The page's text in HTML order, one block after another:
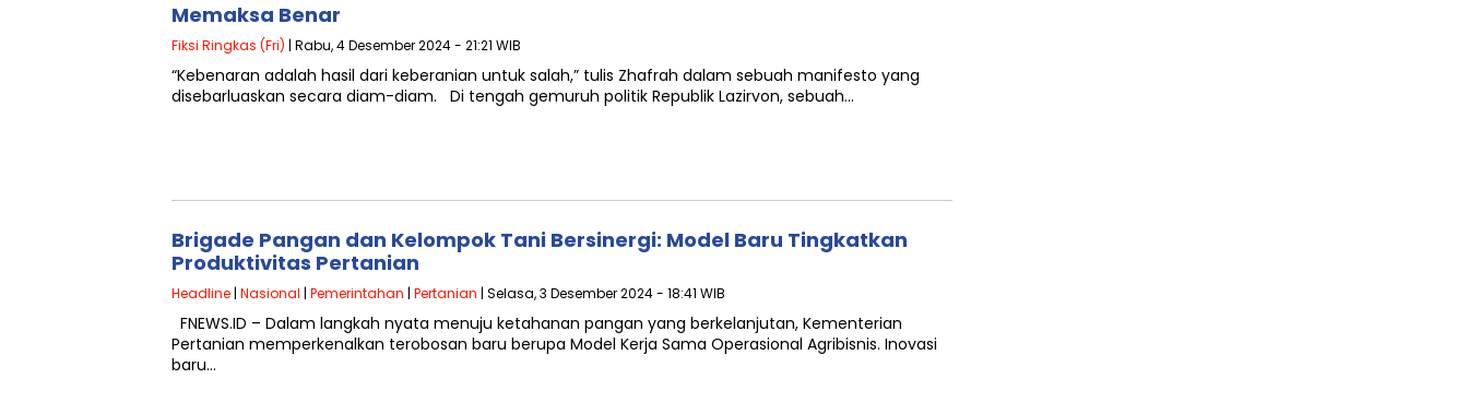
Memaksa Benar
Fiksi Ringkas (Fri) | Rabu, 4 Desember 2024 - 21:21 WIB
“Kebenaran adalah hasil dari keberanian untuk salah,” tulis Zhafrah dalam sebuah manifesto yang
disebarluaskan secara diam-diam. Di tengah gemuruh politik Republik Lazirvon, sebuah…
Brigade Pangan dan Kelompok Tani Bersinergi: Model Baru Tingkatkan
Produktivitas Pertanian
Headline | Nasional | Pemerintahan | Pertanian | Selasa, 3 Desember 2024 - 18:41 WIB
FNEWS.ID – Dalam langkah nyata menuju ketahanan pangan yang berkelanjutan, Kementerian
Pertanian memperkenalkan terobosan baru berupa Model Kerja Sama Operasional Agribisnis. Inovasi
baru…